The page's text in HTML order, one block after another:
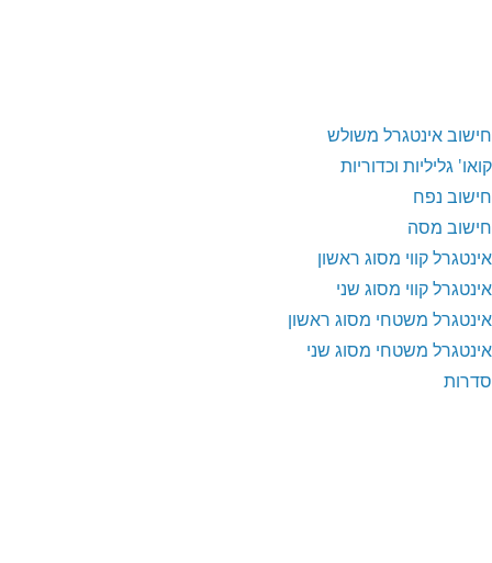
חישוב אינטגרל משולש
קואו' גליליות וכדוריות
חישוב נפח
חישוב מסה
אינטגרל קווי מסוג ראשון
אינטגרל קווי מסוג שני
אינטגרל משטחי מסוג ראשון
אינטגרל משטחי מסוג שני
סדרות